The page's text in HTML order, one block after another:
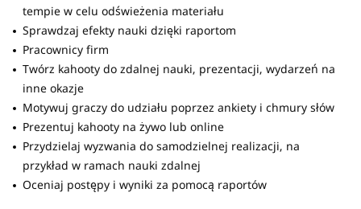
tempie w celu odświeżenia materiału
Sprawdzaj efekty nauki dzięki raportom
Pracownicy firm
Twórz kahooty do zdalnej nauki, prezentacji, wydarzeń na
inne okazje
Motywuj graczy do udziału poprzez ankiety i chmury słów
Prezentuj kahooty na żywo lub online
Przydzielaj wyzwania do samodzielnej realizacji, na
przykład w ramach nauki zdalnej
Oceniaj postępy i wyniki za pomocą raportów